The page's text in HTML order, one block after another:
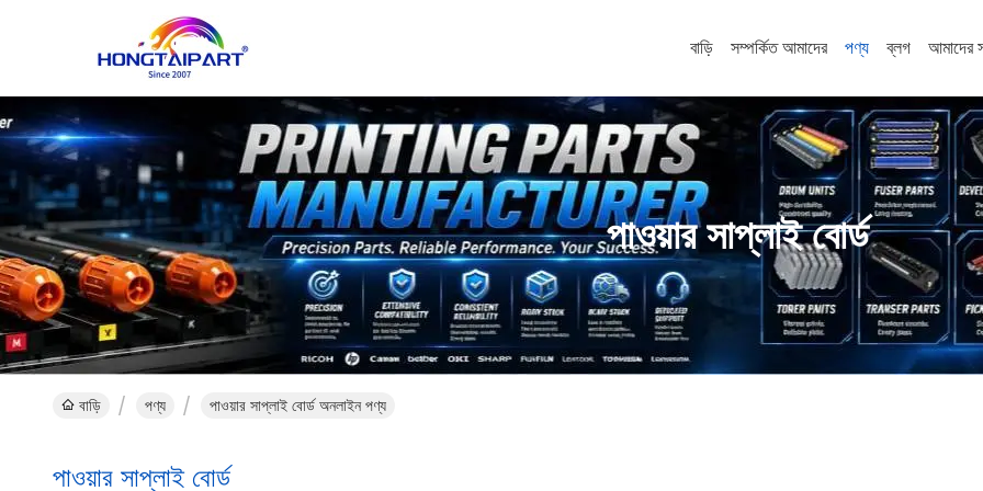
বাড়ি সম্পর্কিত আমাদের পণ্য ব্লগ আমাদের
পাওয়ার সাপ্লাই বোর্ড
বাড়ি পণ্য পাওয়ার সাপ্লাই বোর্ড অনলাইন পণ্য
পাওয়ার সাপ্লাই বোর্ড